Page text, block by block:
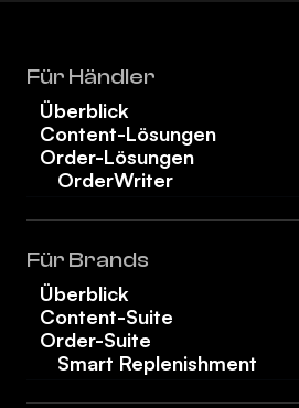
Für Händler
Überblick
Content-Lösungen
Order-Lösungen
OrderWriter
Für Brands
Überblick
Content-Suite
Order-Suite
Smart Replenishment